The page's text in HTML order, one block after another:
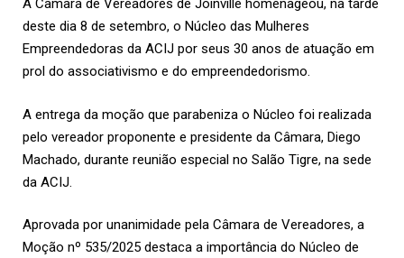
A Câmara de Vereadores de Joinville homenageou, na tarde
deste dia 8 de setembro, o Núcleo das Mulheres
Empreendedoras da ACIJ por seus 30 anos de atuação em
prol do associativismo e do empreendedorismo.
A entrega da moção que parabeniza o Núcleo foi realizada
pelo vereador proponente e presidente da Câmara, Diego
Machado, durante reunião especial no Salão Tigre, na sede
da ACIJ
Aprovada por unanimidade pela Câmara de Vereadores, a
Moção nº 535/2025 destaca a importância do Núcleo de